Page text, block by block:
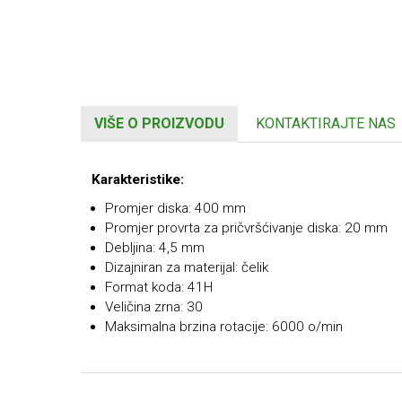
VIŠE O PROIZVODU KONTAKTIRAJTE NAS
Karakteristike:
Promjer diska: 400 mm
Promjer provrta za pričvršćivanje diska: 20 mm
Debljina: 4,5 mm
Dizajniran za materijal: čelik
Format koda: 41H
Veličina zrna: 30
Maksimalna brzina rotacije: 6000 o/min